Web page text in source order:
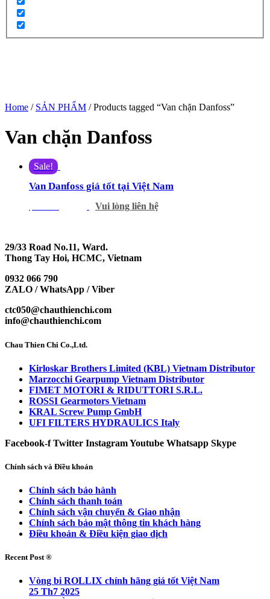
Home / SẢN PHẨM / Products tagged “Van chặn Danfoss”
Van chặn Danfoss
Sale!
Van Danfoss giá tốt tại Việt Nam
Vui lòng liên hệ
29/33 Road No.11, Ward.
Thong Tay Hoi, HCMC, Vietnam
0932 066 790
ZALO / WhatsApp / Viber
ctc050@chauthienchi.com
info@chauthienchi.com
Chau Thien Chi Co.,Ltd.
Kirloskar Brothers Limited (KBL) Vietnam Distributor
Marzocchi Gearpump Vietnam Distributor
FIMET MOTORI & RIDUTTORI S.R.L.
ROSSI Gearmotors Vietnam
KRAL Screw Pump GmbH
UFI FILTERS HYDRAULICS Italy
Facebook-f Twitter InstagramYoutube Whatsapp Skype
Chính sách và Điều khoản
Chính sách bảo hành
Chính sách thanh toán
Chính sách vận chuyển & Giao nhận
Chính sách bảo mật thông tin khách hàng
Điều khoản & Điều kiện giao dịch
Recent Post ®
Vòng bi ROLLIX chính hãng giá tốt Việt Nam
25 Th7 2025